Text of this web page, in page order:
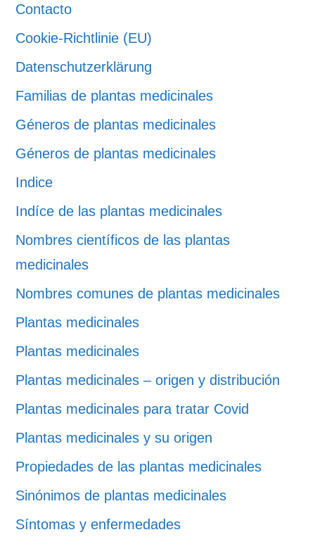
Contacto
Cookie-Richtlinie (EU)
Datenschutzerklärung
Familias de plantas medicinales
Géneros de plantas medicinales
Géneros de plantas medicinales
Indice
Indíce de las plantas medicinales
Nombres científicos de las plantas
medicinales
Nombres comunes de plantas medicinales
Plantas medicinales
Plantas medicinales
Plantas medicinales – origen y distribución
Plantas medicinales para tratar Covid
Plantas medicinales y su origen
Propiedades de las plantas medicinales
Sinónimos de plantas medicinales
Síntomas y enfermedades